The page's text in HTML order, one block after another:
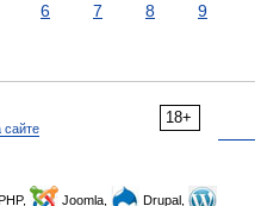
6 7 8
9
18+
сайте
Joomla, Drupal,